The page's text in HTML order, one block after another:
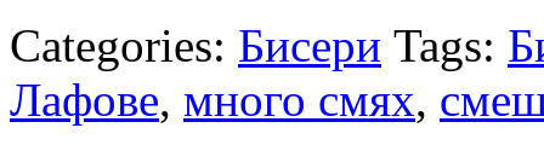
Categories: Бисери Tags:
Лафове, много смях,